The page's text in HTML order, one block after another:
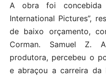
A obra foi concebida
International Pictures”,
de baixo orçamento,
Corman. Samuel Z.
produtora, percebeu o
e abraçou a carreira da